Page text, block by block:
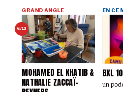
6/13
MOHAMED EL KHATIB &
NATHALIE ZACCAÏ-
GRAND ANGLE
BXL
un
EN CE